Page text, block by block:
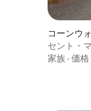
コーンウ
セント・
家族 · 価格